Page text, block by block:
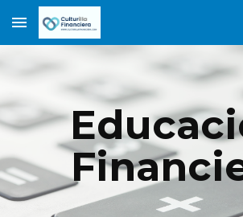
Skip to main content